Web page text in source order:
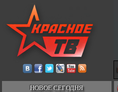
НОВОЕ СЕГОДНЯ